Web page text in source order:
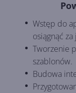
Wstęp do
osiągnąć
Tworzenie
szablonów.
Budowa